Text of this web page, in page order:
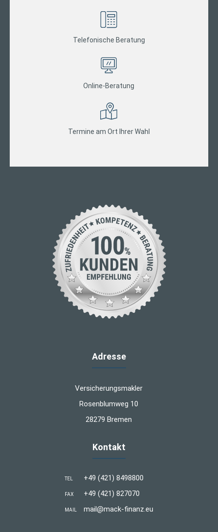
Telefonische Beratung
Online-Beratung
Termine am Ort Ihrer Wahl
Adresse
Versicherungsmakler
Rosenblumweg 10
28279 Bremen
Kontakt
TEL +49 (421) 8498800
FAX +49 (421) 827070
MAIL mail@mack-finanz.eu